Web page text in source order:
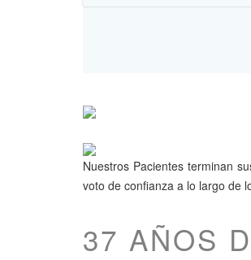
Nuestros Pacientes terminan
voto de confianza a lo largo de
37 AÑOS